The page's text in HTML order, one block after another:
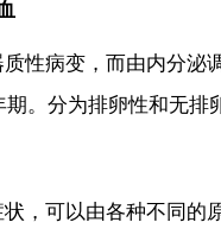
病变，而由内分泌
。分为排卵性和无排
可以由各种不同的